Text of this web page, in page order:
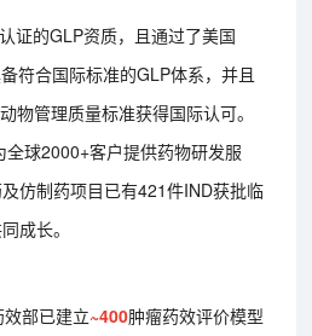
证的GLP资质，且通过了美国
符合国际标准的GLP体系，并且
物管理质量标准获得国际认可。
球2000+客户提供药物研发服
仿制药项目已有421件IND获批临
成长。
部已建立~400肿瘤药效评价模型